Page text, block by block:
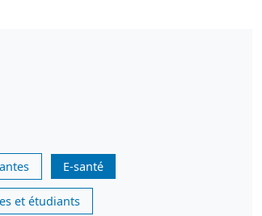
E-santé
et étudiants